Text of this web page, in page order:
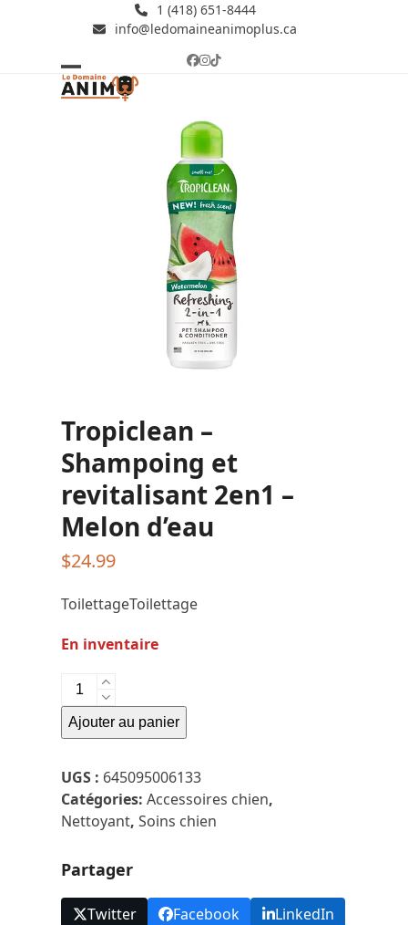
1 (418) 651-8444
info@ledomaineanimoplus.ca
Facebook
Instagram
Tiktok
Open
Close
Tropiclean –
Shampoing et
revitalisant 2en1 –
Melon d’eau
$24.99
ToilettageToilettage
En inventaire
quantité
de
Tropiclean
Shampoing
et
revitalisant
Melon
d'eau
Ajouter au panier
UGS : 645095006133
Catégories:Accessoires chien,
Nettoyant,Soins chien
Partager
Twitter Facebook
LinkedIn